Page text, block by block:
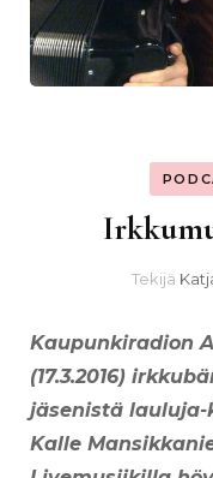
Tekijä
Kaupunkiradion
(17.3.2016)
jäsenistä
Kalle